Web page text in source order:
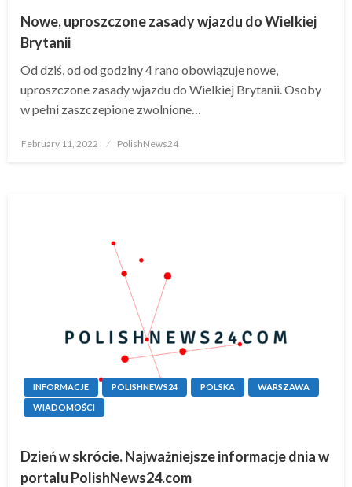
Nowe, uproszczone zasady wjazdu do Wielkiej
Brytanii
Od dziś, od od godziny 4 rano obowiązuje nowe,
uproszczone zasady wjazdu do Wielkiej Brytanii. Osoby
w pełni zaszczepione zwolnione…
Posted
February 11, 2022 PolishNews24
INFORMACJE POLISHNEWS24 POLSKA
WARSZAWA
WIADOMOŚCI
Dzień w skrócie. Najważniejsze informacje dnia w
portalu PolishNews24.com